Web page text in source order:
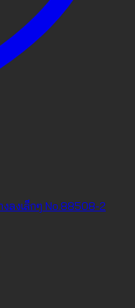
งลงเล็กๆ No.88508-2